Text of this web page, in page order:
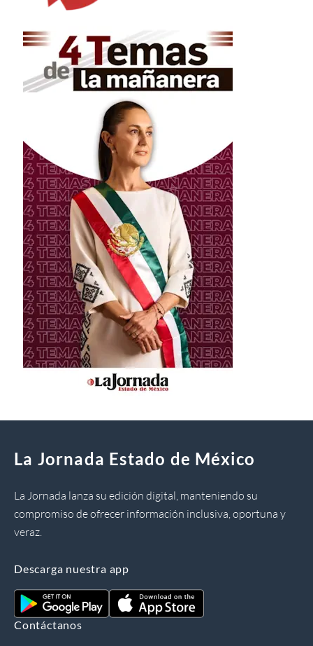
La Jornada Estado de México
La Jornada lanza su edición digital, manteniendo su
compromiso de ofrecer información inclusiva, oportuna y
veraz.
Descarga nuestra app
Contáctanos